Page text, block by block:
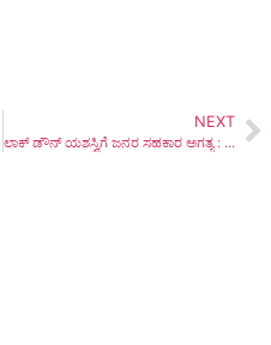
NEXT
ಲಾಕ್‌ ಡೌನ್‌ ಯಶಸ್ವಿಗೆ ಜನರ ಸಹಕಾರ ಅಗತ್ಯ : ಸಚಿವ ಬಸವರಾಜ ಬೊಮ್ಮಾಯಿ